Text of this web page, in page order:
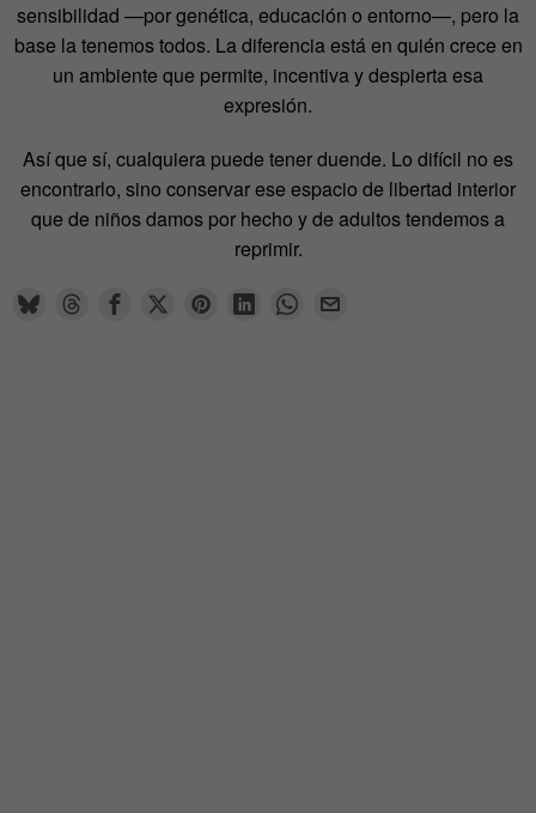
sensibilidad —por genética, educación o entorno—, pero la
base la tenemos todos. La diferencia está en quién crece en
un ambiente que permite, incentiva y despierta esa
expresión.
Así que sí, cualquiera puede tener duende. Lo difícil no es
encontrarlo, sino conservar ese espacio de libertad interior
que de niños damos por hecho y de adultos tendemos a
reprimir.